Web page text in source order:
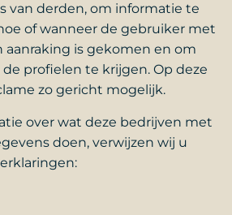
van derden, om informatie te
of wanneer de gebruiker met
aanraking is gekomen en om
profielen te krijgen. Op deze
zo gericht mogelijk.
over wat deze bedrijven met
doen, verwijzen wij u